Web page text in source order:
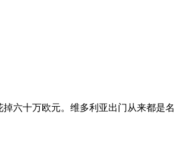
六十万欧元。维多利亚出门从来都是名